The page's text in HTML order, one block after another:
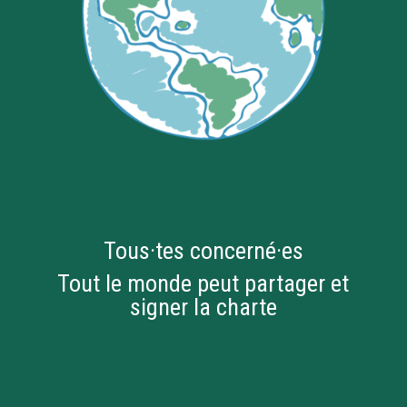
Tous·tes concerné·es
Tout le monde peut partager et
signer la charte